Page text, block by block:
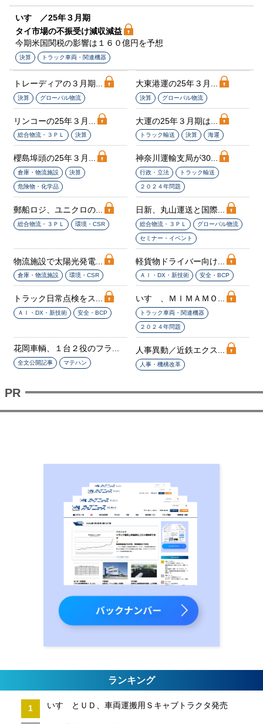
いすゞ／25年３月期
タイ市場の不振受け減収減益
今期米国関税の影響は１６０億円を予想
決算 トラック車両・関連機器
トレーディアの３月期...
決算 グローバル物流
大東港運の25年３月...
決算 グローバル物流
リンコーの25年３月...
総合物流・３ＰＬ 決算
大運の25年３月期は...
トラック輸送 決算 海運
櫻島埠頭の25年３月...
倉庫・物流施設 決算
危険物・化学品
神奈川運輸支局が30...
行政・立法 トラック輸送
２０２４年問題
郵船ロジ、ユニクロの...
総合物流・３ＰＬ 環境・CSR
日新、丸山運送と国際...
総合物流・３ＰＬ グローバル物流
セミナー・イベント
物流施設で太陽光発電...
倉庫・物流施設 環境・CSR
軽貨物ドライバー向け...
ＡＩ・DX・新技術 安全・BCP
トラック日常点検をス...
ＡＩ・DX・新技術 安全・BCP
いすゞ、ＭＩＭＡＭＯ...
トラック車両・関連機器
２０２４年問題
花岡車輌、１台２役のフラ...
全文公開記事 マテハン
人事異動／近鉄エクス...
人事・機構改革
ランキング
いすゞとＵＤ、車両運搬用Ｓキャブトラクタ発売